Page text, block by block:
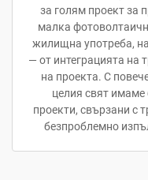
за голям проект за
малка
жилищна употреба,
— от интеграцията на
на проекта. С
целия свят имаме
проекти, свързани с
безпроблемно